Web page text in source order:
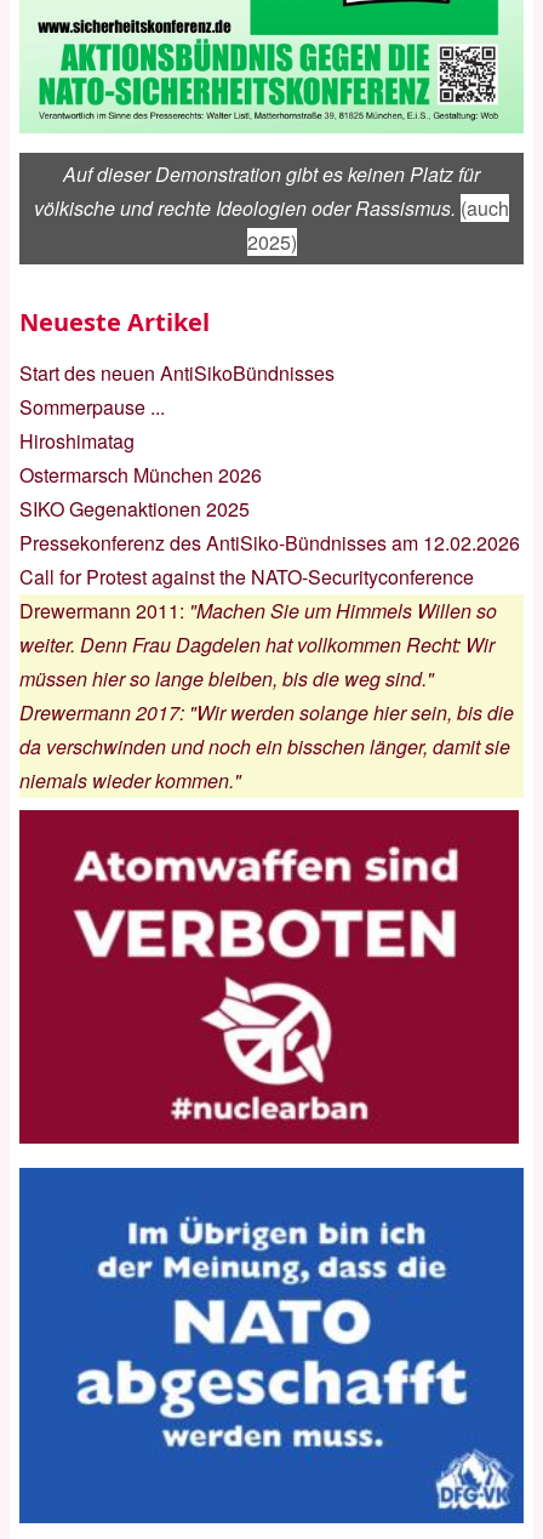
Auf dieser Demonstration gibt es keinen Platz für
völkische und rechte Ideologien oder Rassismus. (auch
2025)
Neueste Artikel
Start des neuen AntiSikoBündnisses
Sommerpause ...
Hiroshimatag
Ostermarsch München 2026
SIKO Gegenaktionen 2025
Pressekonferenz des AntiSiko-Bündnisses am 12.02.2026
Call for Protest against the NATO-Securityconference
Drewermann 2011: "Machen Sie um Himmels Willen so
weiter. Denn Frau Dagdelen hat vollkommen Recht: Wir
müssen hier so lange bleiben, bis die weg sind."
Drewermann 2017: "Wir werden solange hier sein, bis die
da verschwinden und noch ein bisschen länger, damit sie
niemals wieder kommen."